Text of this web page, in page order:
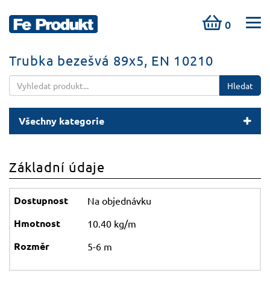
0
Trubka bezešvá 89x5, EN 10210
Hledat
Všechny kategorie
Základní údaje
Na objednávku
10.40 kg/m
5-6 m